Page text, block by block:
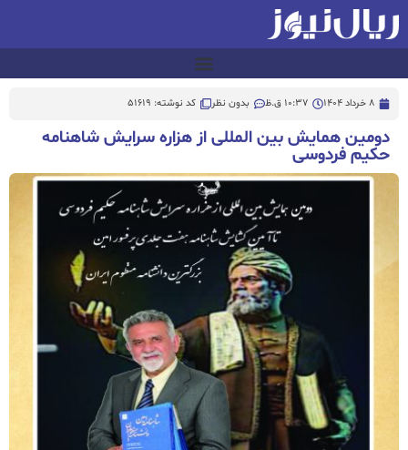
8 خرداد 1404 10:37 ق.ظ بدون نظر کد نوشته: 51619
دومین همایش بین المللی از هزاره سرایش شاهنامه
حکیم فردوسی